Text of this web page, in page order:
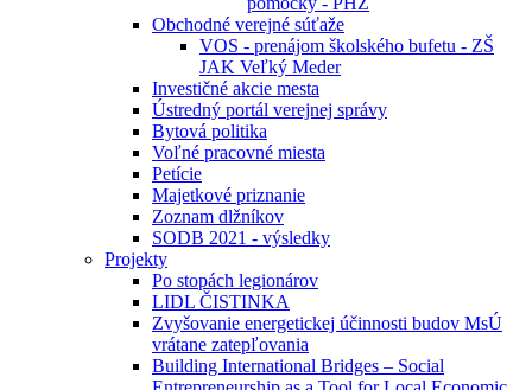
Obchodné verejné súťaže
VOS - prenájom školského bufetu - ZŠ
JAK Veľký Meder
Investičné akcie mesta
Ústredný portál verejnej správy
Bytová politika
Voľné pracovné miesta
Petície
Majetkové priznanie
Zoznam dlžníkov
SODB 2021 - výsledky
Projekty
Po stopách legionárov
LIDL ČISTINKA
Zvyšovanie energetickej účinnosti budov MsÚ
vrátane zatepľovania
Building International Bridges – Social